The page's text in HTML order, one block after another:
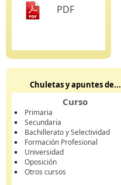
PDF
Chuletas y apuntes de...
Curso
Primaria
Secundaria
Bachillerato y Selectividad
Formación Profesional
Universidad
Oposición
Otros cursos